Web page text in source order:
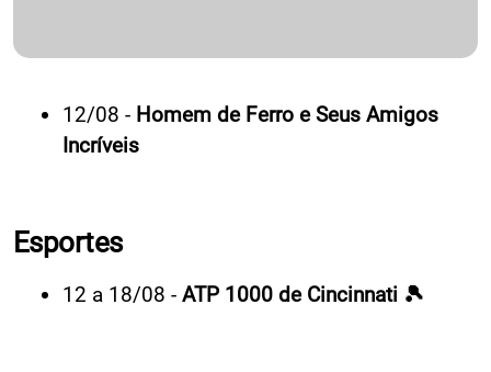
12/08 - Homem de Ferro e Seus Amigos
Incríveis
Esportes
12 a 18/08 - ATP 1000 de Cincinnati 🎾